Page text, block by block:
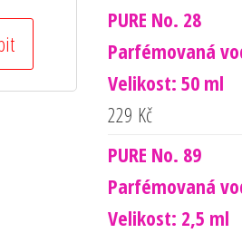
PURE No. 28
Parfémovaná
Velikost: 50 ml
229 Kč
PURE No. 89
Parfémovaná
Velikost: 2,5 ml